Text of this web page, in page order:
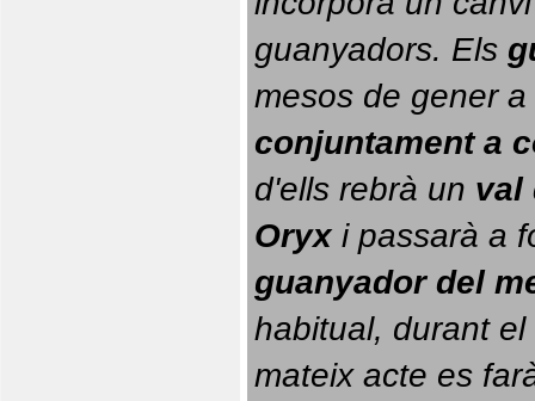
guanyadors. Els
conjuntament a
d'ells rebrà un val
Oryx i passarà a
guanyador del
habitual, durant el
mateix acte es